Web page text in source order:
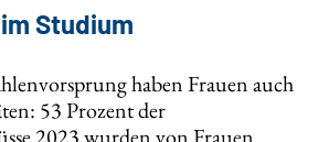
Studium
haben Frauen auch
53 Prozent der